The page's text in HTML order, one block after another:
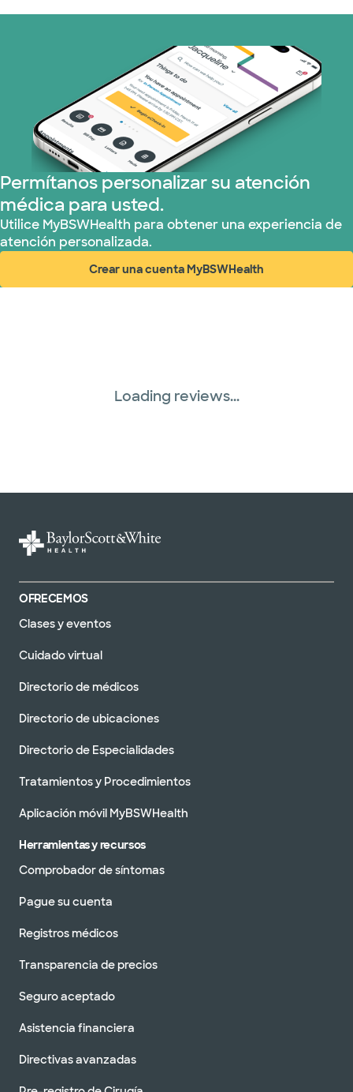
Permítanos personalizar su atención
médica para usted.
Utilice MyBSWHealth para obtener una experiencia de
atención personalizada.
Crear una cuenta MyBSWHealth
(abre en ventana nueva)
Loading reviews...
OFRECEMOS
Clases y eventos
Cuidado virtual
Directorio de médicos
Directorio de ubicaciones
Directorio de Especialidades
Tratamientos y Procedimientos
Aplicación móvil MyBSWHealth
Herramientas y recursos
Comprobador de síntomas
Pague su cuenta
Registros médicos
Transparencia de precios
Seguro aceptado
Asistencia financiera
Directivas avanzadas